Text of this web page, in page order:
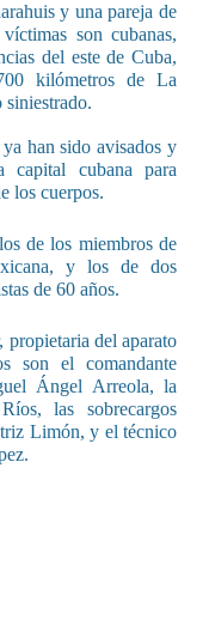
y una pareja de
son cubanas,
del este de Cuba,
kilómetros de La
siniestrado.
han sido avisados y
capital cubana para
los cuerpos.
de los miembros de
y los de dos
de 60 años.
del aparato
son el comandante
Ángel Arreola, la
las sobrecargos
Limón, y el técnico